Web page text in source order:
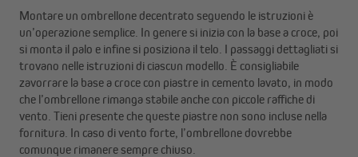
Montare un ombrellone decentrato seguendo le istruzioni è
un’operazione semplice. In genere si inizia con la base a croce, poi
si monta il palo e infine si posiziona il telo. I passaggi dettagliati si
trovano nelle istruzioni di ciascun modello. È consigliabile
zavorrare la base a croce con piastre in cemento lavato, in modo
che l’ombrellone rimanga stabile anche con piccole raffiche di
vento. Tieni presente che queste piastre non sono incluse nella
fornitura. In caso di vento forte, l’ombrellone dovrebbe
comunque rimanere sempre chiuso.